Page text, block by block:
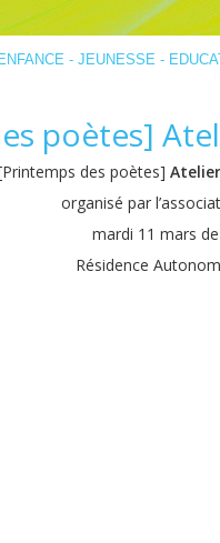
ENFANCE - JEUNESSE -
poètes]
des poètes]
organisé par
mardi 11 mars
Résidence